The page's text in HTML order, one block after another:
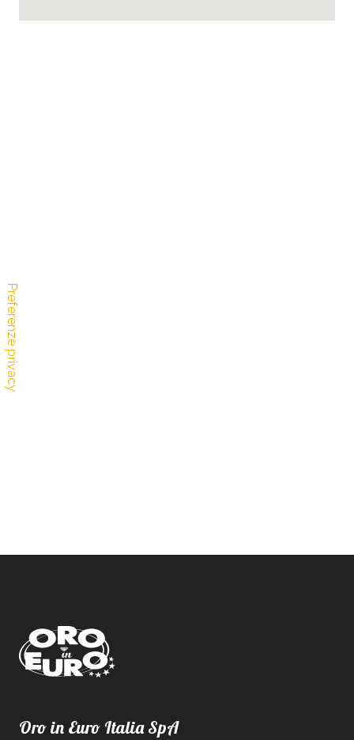
Oro in Euro Italia SpA